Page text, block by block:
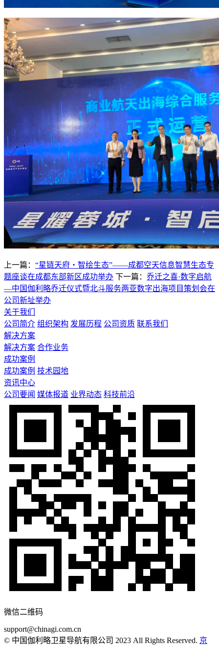
上一篇： “星链天府・智绘生态”——成都空天信息智慧生态专
题座谈在成都东部新区成功举办 下一篇： 乔迁之喜·数字启航
—中国伽利略乔迁仪式暨北斗服务两亚数字出海项目策划会在
公司新址举办
关于我们
公司简介 组织架构 发展历程 公司资质 联系我们
解决方案
解决方案 合作业务
成功案例
成功案例 技术园地
资讯中心
公司要闻 媒体报道 业界动态 科技前沿
微信二维码
support@chinagi.com.cn
© 中国伽利略卫星导航有限公司 2023 All Rights Reserved. 京